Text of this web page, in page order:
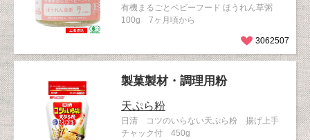
有機まるごとベビーフード ほうれん草粥
100g 7ヶ月頃から
3062507
製菓製材・調理用粉
天ぷら粉
日清 コツのいらない天ぷら粉 揚げ上手
チャック付 450g